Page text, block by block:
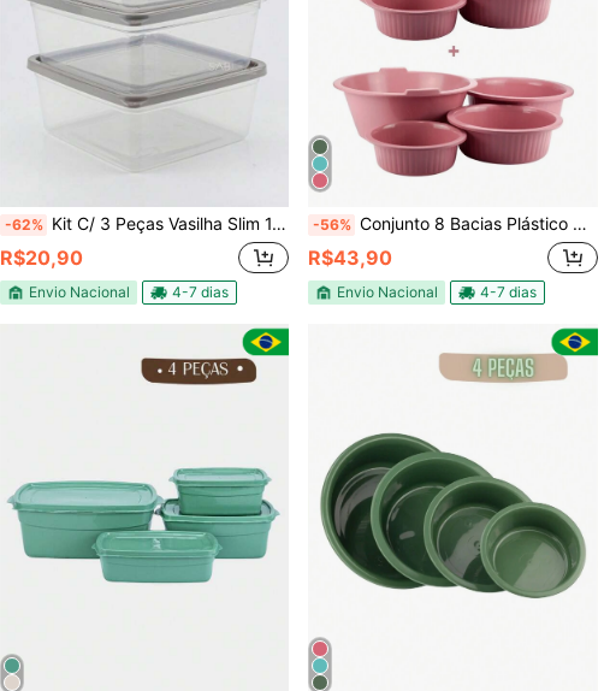
-62% Kit C/ 3 Peças Vasilha Slim 1,41 Litros Para Armazenar Alimento Micro-ondas Congelador Freezer
R$20,90
Envio Nacional 4-7 dias
-56% Conjunto 8 Bacias Plástico Redonda Colorida Canelada P M G GG Cozinha Lavanderia Jardinagem
R$43,90
Envio Nacional 4-7 dias